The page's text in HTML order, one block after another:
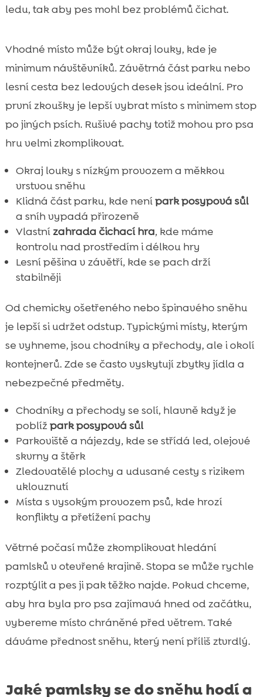
ledu, tak aby pes mohl bez problémů čichat.
Vhodné místo může být okraj louky, kde je
minimum návštěvníků. Závětrná část parku nebo
lesní cesta bez ledových desek jsou ideální. Pro
první zkoušky je lepší vybrat místo s minimem stop
po jiných psích. Rušivé pachy totiž mohou pro psa
hru velmi zkomplikovat.
Okraj louky s nízkým provozem a měkkou
vrstvou sněhu
Klidná část parku, kde nenípark posypová sůl
a sníh vypadá přirozeně
Vlastní zahrada čichací hra, kde máme
kontrolu nad prostředím i délkou hry
Lesní pěšina v závětří, kde se pach drží
stabilněji
Od chemicky ošetřeného nebo špinavého sněhu
je lepší si udržet odstup. Typickými místy, kterým
se vyhneme, jsou chodníky a přechody, ale i okolí
kontejnerů. Zde se často vyskytují zbytky jídla a
nebezpečné předměty.
Chodníky a přechody se solí, hlavně když je
poblížpark posypová sůl
Parkoviště a nájezdy, kde se střídá led, olejové
skvrny a štěrk
Zledovatělé plochy a udusané cesty s rizikem
uklouznutí
Místa s vysokým provozem psů, kde hrozí
konflikty a přetížení pachy
Větrné počasí může zkomplikovat hledání
pamlsků v otevřené krajině. Stopa se může rychle
rozptýlit a pes ji pak těžko najde. Pokud chceme,
aby hra byla pro psa zajímavá hned od začátku,
vybereme místo chráněné před větrem. Také
dáváme přednost sněhu, který není příliš ztvrdlý.
Jaké pamlsky se do sněhu hodí a